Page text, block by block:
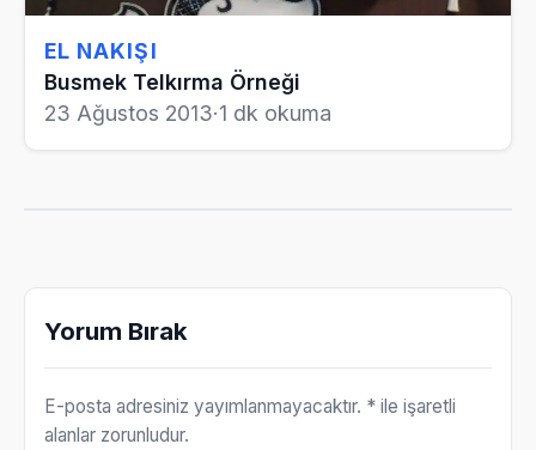
EL NAKIŞI
Busmek Telkırma Örneği
23 Ağustos 2013·1 dk okuma
Yorum Bırak
E-posta adresiniz yayımlanmayacaktır. * ile işaretli
alanlar zorunludur.